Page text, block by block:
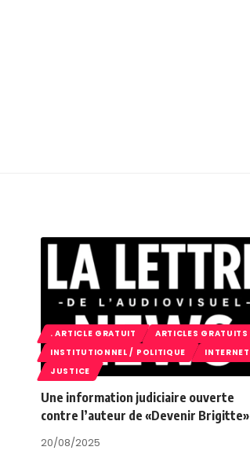
. ARTICLE GRATUIT
ARTICLES GRATUITS
INSTITUTIONNEL / POLITIQUE
INTERNET
JUSTICE
Une information judiciaire ouverte
contre l’auteur de «Devenir Brigitte»
20/08/2025